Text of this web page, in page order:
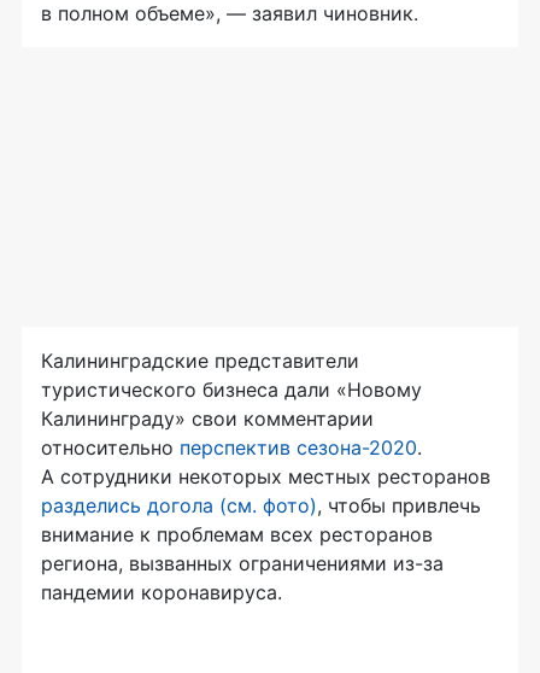
в полном объеме», — заявил чиновник.
Калининградские представители
туристического бизнеса дали «Новому
Калининграду» свои комментарии
относительно перспектив сезона-2020.
А сотрудники некоторых местных ресторанов
разделись догола (см. фото), чтобы привлечь
внимание к проблемам всех ресторанов
региона, вызванных ограничениями из-за
пандемии коронавируса.